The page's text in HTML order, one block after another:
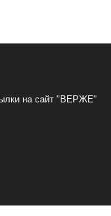
на сайт "ВЕРЖЕ"